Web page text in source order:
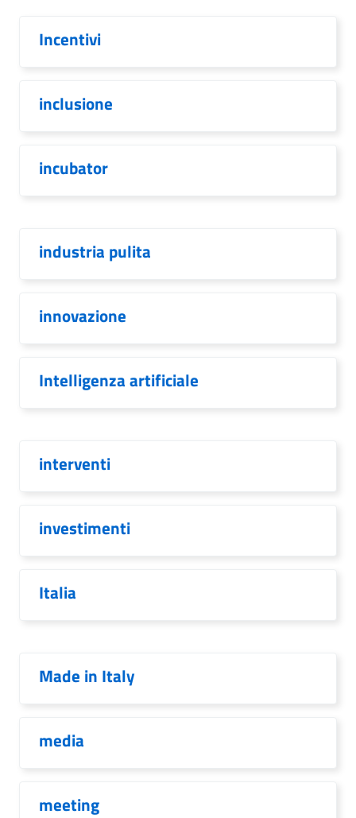
Incentivi
inclusione
incubator
industria pulita
innovazione
Intelligenza artificiale
interventi
investimenti
Italia
Made in Italy
media
meeting